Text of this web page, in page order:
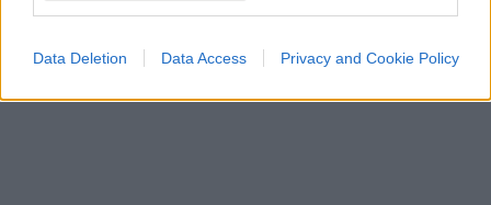
Data Deletion Data Access Privacy and Cookie Policy